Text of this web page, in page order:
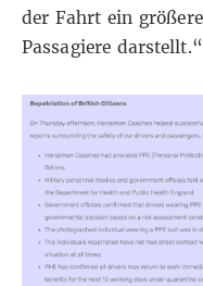
der Fahrt ein
Passagiere darstellt.“